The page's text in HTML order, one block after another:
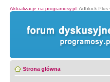
Aktualizacje na programosy.pl: Adblock Plus
Strona główna